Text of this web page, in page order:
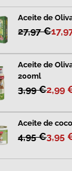
Aceite de
27,97 €
Aceite de
200ml
3,99 €2,99
Aceite de
4,95 €3,95